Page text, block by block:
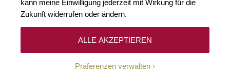
kann meine Einwilligung jederzeit mit Wirkung für die
Zukunft widerrufen oder ändern.
Präferenzen verwalten
ALLE AKZEPTIEREN
Musigny an Côte de Nuits und ist für Burgunder-Fans ein Name mit
vordergründig oder laut, sondern überaus fein, duftig und elegant: Es
sind langlebige Pinot Noirs in einem einzigartigen Stil, bei dem sich